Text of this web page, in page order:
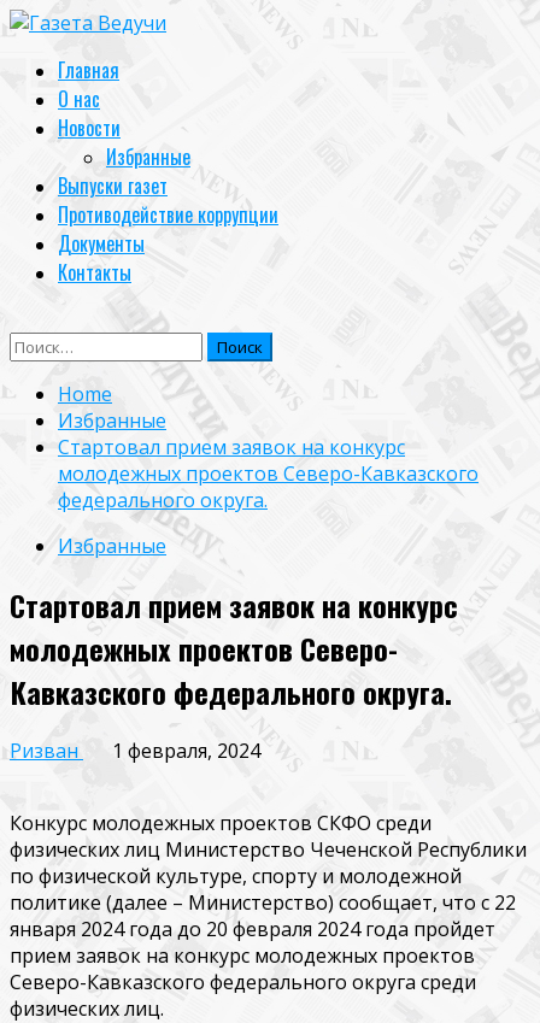
Skip
content
Primary
Menu
Главная
О нас
Новости
Избранные
Выпуски газет
Противодействие коррупции
Документы
Контакты
Найти:
Home
Избранные
Стартовал прием заявок на конкурс
молодежных проектов Северо-Кавказского
федерального округа.
Избранные
Стартовал прием заявок на конкурс
молодежных проектов Северо-
Кавказского федерального округа.
Ризван 1 февраля, 2024
Конкурс молодежных проектов СКФО среди
физических лиц Министерство Чеченской Республики
по физической культуре, спорту и молодежной
политике (далее – Министерство) сообщает, что с 22
января 2024 года до 20 февраля 2024 года пройдет
прием заявок на конкурс молодежных проектов
Северо-Кавказского федерального округа среди
физических лиц.